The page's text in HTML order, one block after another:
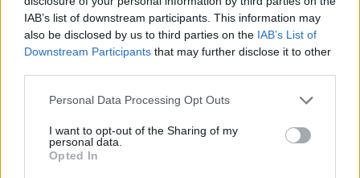
IAB’s list of downstream participants. This information may
also be disclosed by us to third parties on the IAB’s List of
Downstream Participants that may further disclose it to other
Personal Data Processing Opt Outs
I want to opt-out of the Sharing of my
personal data.
Opted In
megépítése